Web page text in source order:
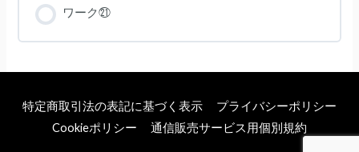
ワーク㉑
特定商取引法の表記に基づく表示
プライバシーポリシー
Cookieポリシー
通信販売サービス用個別規約